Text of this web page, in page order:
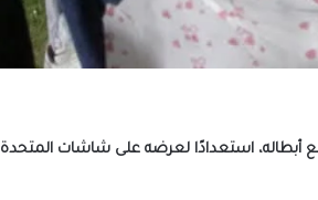
أبطاله، استعدادًا لعرضه على شاشات المتحدة